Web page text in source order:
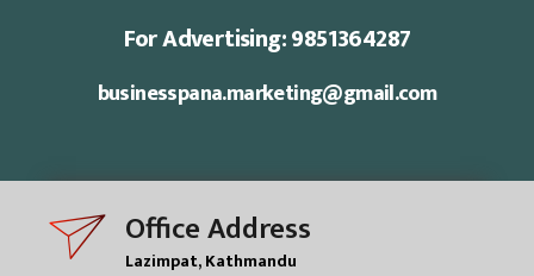
For Advertising: 9851364287
businesspana.marketing@gmail.com
Office Address
Lazimpat, Kathmandu